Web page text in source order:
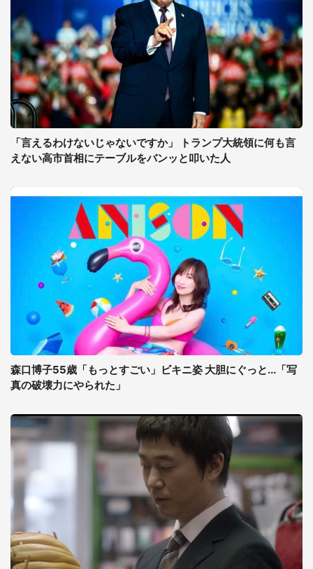
「言えるわけないじゃないですか」 トランプ大統領に何も言
えない高市首相にテーブルをバンッと叩いた人
森口博子55歳「もっとすごい」ビキニ姿 大胆にぐっと...「写
真の破壊力にやられた」